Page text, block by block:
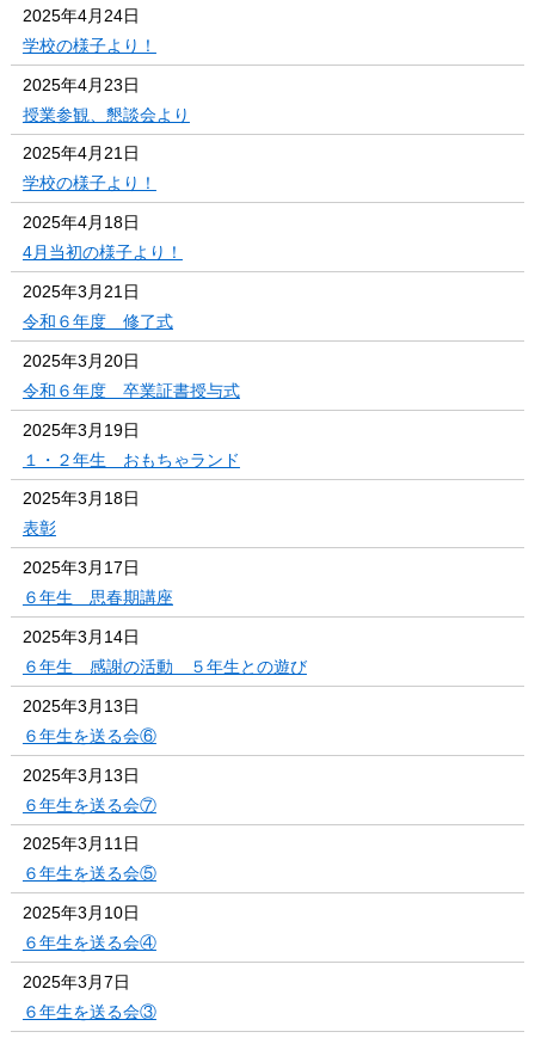
2025年4月24日
学校の様子より！
2025年4月23日
授業参観、懇談会より
2025年4月21日
学校の様子より！
2025年4月18日
4月当初の様子より！
2025年3月21日
令和６年度 修了式
2025年3月20日
令和６年度 卒業証書授与式
2025年3月19日
１・２年生 おもちゃランド
2025年3月18日
表彰
2025年3月17日
６年生 思春期講座
2025年3月14日
６年生 感謝の活動 ５年生との遊び
2025年3月13日
６年生を送る会⑥
2025年3月13日
６年生を送る会⑦
2025年3月11日
６年生を送る会⑤
2025年3月10日
６年生を送る会④
2025年3月7日
６年生を送る会③